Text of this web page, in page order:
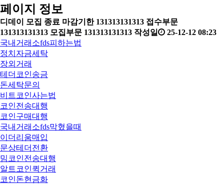
페이지 정보
디데이 모집 종료 마감기한131313131313 접수부문
131313131313 모집부문 131313131313 작성일
25-12-12 08:23
국내거래소fds피하는법
정치자금세탁
장외거래
테더코인송금
돈세탁문의
비트코인사는법
코인전송대행
코인구매대행
국내거래소fds막혔을때
이더리움매입
문상테더전환
밈코인전송대행
알트코인퀵거래
코인돈현금화